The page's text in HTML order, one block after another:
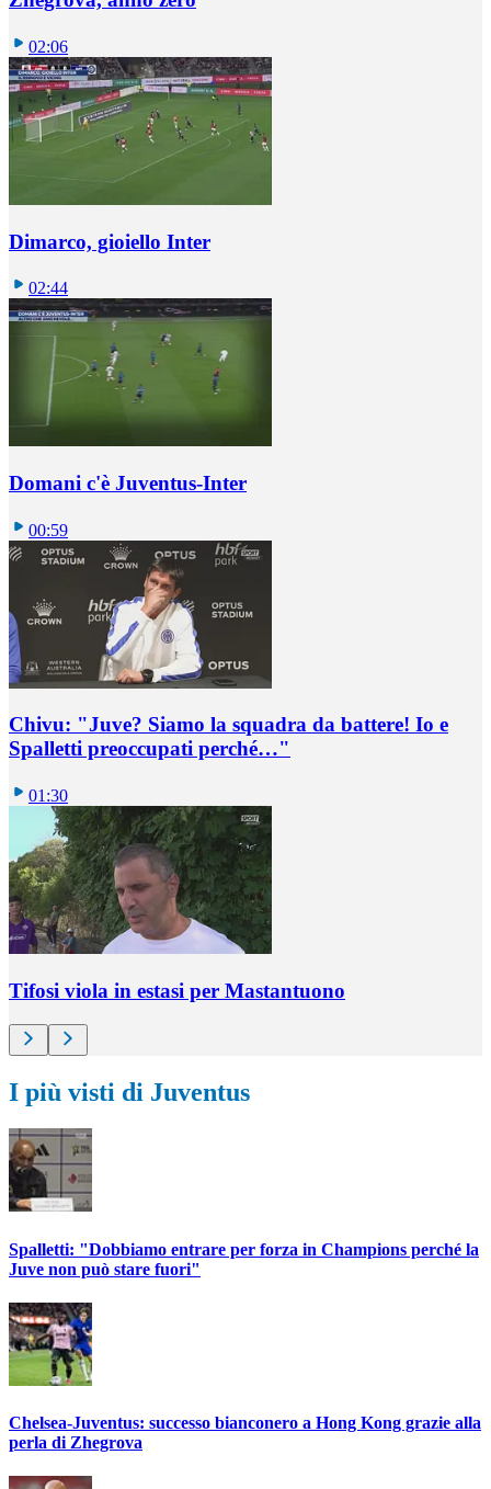
02:06
Dimarco, gioiello Inter
02:44
Domani c'è Juventus-Inter
00:59
Chivu: "Juve? Siamo la squadra da battere! Io e
Spalletti preoccupati perché…"
01:30
Tifosi viola in estasi per Mastantuono
I più visti di Juventus
Spalletti: "Dobbiamo entrare per forza in Champions perché la
Juve non può stare fuori"
Chelsea-Juventus: successo bianconero a Hong Kong grazie alla
perla di Zhegrova